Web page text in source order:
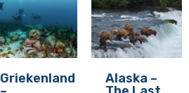
Griekenland
Alaska –